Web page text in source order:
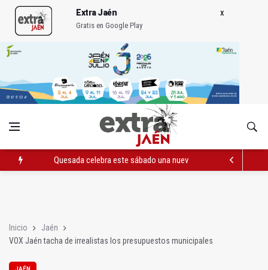
Extra Jaén
Gratis en Google Play
Quesada celebra este sábado una nueva jornada de Orgullo
La Junta amplia la alerta por listeria en Granada, Jaén y Sevilla
Inicio
Jaén
VOX Jaén tacha de irrealistas los presupuestos municipales